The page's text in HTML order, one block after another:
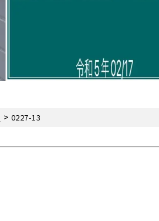
> 0227-13